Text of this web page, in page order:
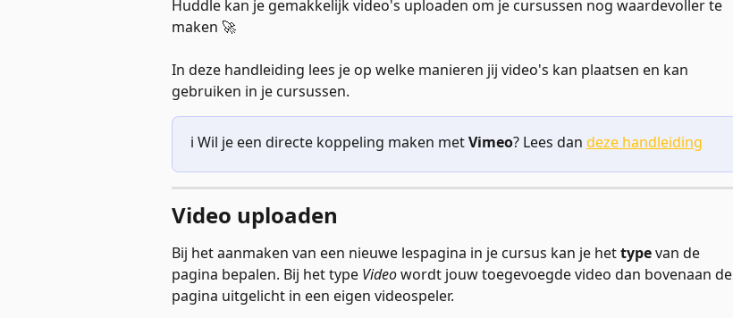
Huddle kan je gemakkelijk video's uploaden om je cursussen nog waardevoller te
maken 🚀
In deze handleiding lees je op welke manieren jij video's kan plaatsen en kan
gebruiken in je cursussen.
ℹ️ Wil je een directe koppeling maken met Vimeo? Lees dan deze handleiding
Video uploaden
Bij het aanmaken van een nieuwe lespagina in je cursus kan je het type van de
pagina bepalen. Bij het type Video wordt jouw toegevoegde video dan bovenaan de
pagina uitgelicht in een eigen videospeler.